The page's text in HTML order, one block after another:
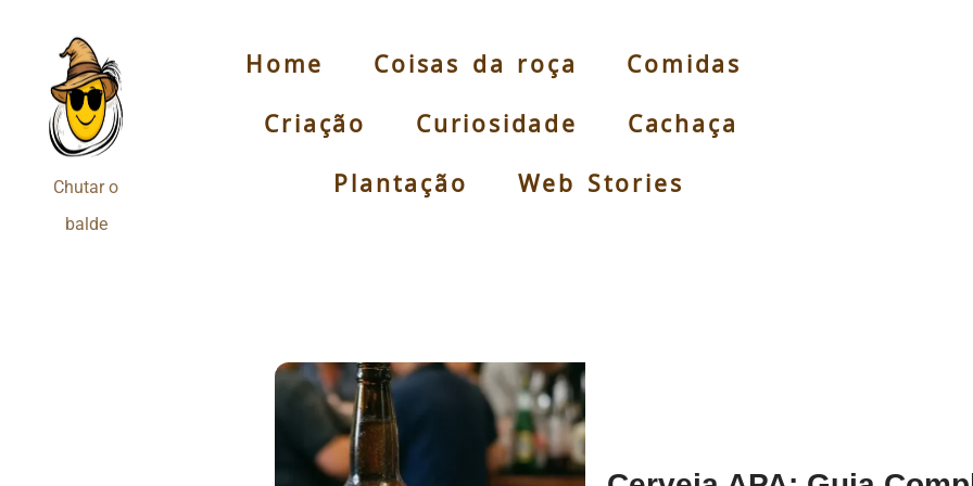
Pular
para
conteúdo
Chutar o
balde
Home Coisas da roça Comidas
Criação Curiosidade Cachaça
Plantação Web Stories